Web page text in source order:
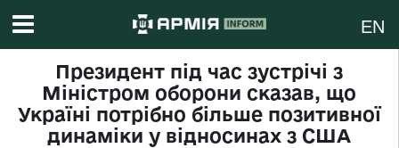
EN
Президент під час зустрічі з
Міністром оборони сказав, що
Україні потрібно більше позитивної
динаміки у відносинах з США